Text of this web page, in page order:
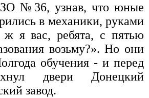
№36, узнав, что юные
в механики, руками
ж я вас, ребята, с пятью
возьму?». Но они
обучения - и перед
двери Донецкий
завод.